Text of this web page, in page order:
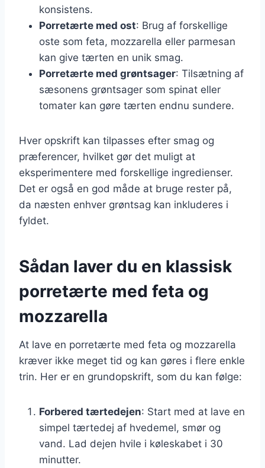
konsistens.
Porretærte med ost: Brug af forskellige
oste som feta, mozzarella eller parmesan
kan give tærten en unik smag.
Porretærte med grøntsager: Tilsætning af
sæsonens grøntsager som spinat eller
tomater kan gøre tærten endnu sundere.
Hver opskrift kan tilpasses efter smag og
præferencer, hvilket gør det muligt at
eksperimentere med forskellige ingredienser.
Det er også en god måde at bruge rester på,
da næsten enhver grøntsag kan inkluderes i
fyldet.
Sådan laver du en klassisk
porretærte med feta og
mozzarella
At lave en porretærte med feta og mozzarella
kræver ikke meget tid og kan gøres i flere enkle
trin. Her er en grundopskrift, som du kan følge:
Forbered tærtedejen: Start med at lave en
simpel tærtedej af hvedemel, smør og
vand. Lad dejen hvile i køleskabet i 30
minutter.